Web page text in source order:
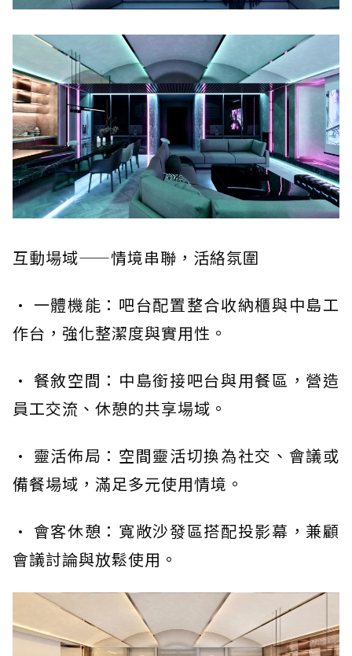
互動場域——情境串聯，活絡氛圍
· 一體機能：吧台配置整合收納櫃與中島工
作台，強化整潔度與實用性。
· 餐敘空間：中島銜接吧台與用餐區，營造
員工交流、休憩的共享場域。
· 靈活佈局：空間靈活切換為社交、會議或
備餐場域，滿足多元使用情境。
· 會客休憩：寬敞沙發區搭配投影幕，兼顧
會議討論與放鬆使用。